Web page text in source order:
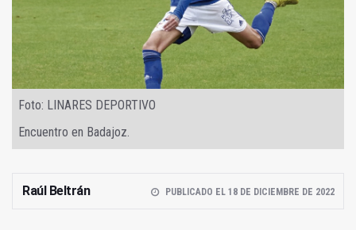
Foto: LINARES DEPORTIVO
Encuentro en Badajoz.
Raúl Beltrán PUBLICADO EL 18 DE DICIEMBRE DE 2022